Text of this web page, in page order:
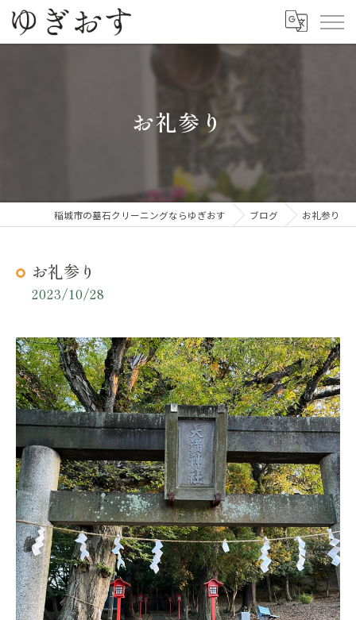
お礼参り
稲城市の墓石クリーニングならゆぎおす ブログ お礼参り
お礼参り
2023/10/28